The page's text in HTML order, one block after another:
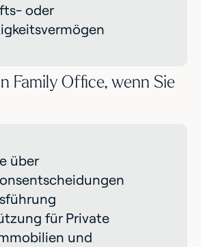
oder
Family Office, wenn Sie
über
für Private
und